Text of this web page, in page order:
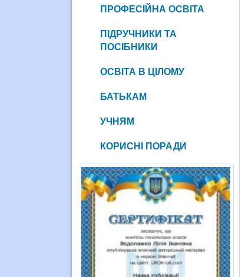
ПРОФЕСІЙНА ОСВІТА
ПІДРУЧНИКИ ТА
ПОСІБНИКИ
ОСВІТА В ЦІЛОМУ
БАТЬКАМ
УЧНЯМ
КОРИСНІ ПОРАДИ